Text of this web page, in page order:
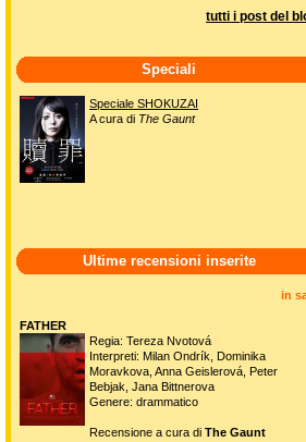
tutti i post del
Speciali
Speciale SHOKUZAI
A cura di The Gaunt
Ultime recensioni inserite
in
FATHER
Regia: Tereza Nvotová
Interpreti: Milan Ondrík, Dominika
Moravkova, Anna Geislerová, Peter
Bebjak, Jana Bittnerova
Genere: drammatico
Recensione a cura di The Gaunt